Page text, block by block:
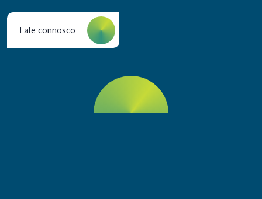
Fale connosco